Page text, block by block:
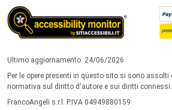
Ultimo aggiornamento: 24/06/2026
Per le opere presenti in questo sito si sono
normativa sul diritto d'autore e sui diritti connessi.
FrancoAngeli s.r.l. P.IVA 04949880159